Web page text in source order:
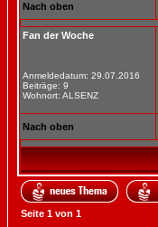
Nach oben
Fan der Woche
Anmeldedatum: 29.07.2016
Beiträge: 9
Wohnort: ALSENZ
Nach oben
Seite 1 von 1